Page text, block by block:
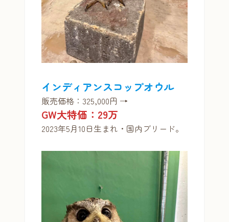
インディアンスコップオウル
販売価格：325,000円 →
GW大特価：29万
2023年5月10日生まれ・国内ブリード。